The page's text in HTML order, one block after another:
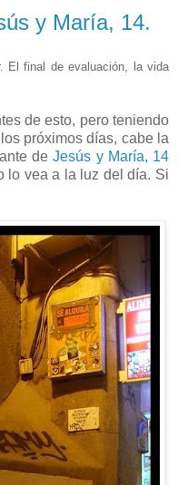
y María, 14.
El final de evaluación, la vida
de esto, pero teniendo
próximos días, cabe la
deJesús y María, 14
lo vea a la luz del día. Si